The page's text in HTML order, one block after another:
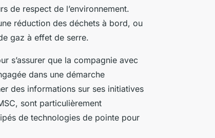
de respect de l’environnement.
réduction des déchets à bord, ou
gaz à effet de serre.
s’assurer que la compagnie avec
dans une démarche
des informations sur ses initiatives
sont particulièrement
de technologies de pointe pour